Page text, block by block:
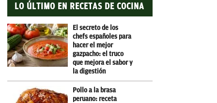
LO ÚLTIMO EN RECETAS DE COCINA
El secreto de los
chefs españoles para
hacer el mejor
gazpacho: el truco
que mejora el sabor y
la digestión
Pollo a la brasa
peruano: receta